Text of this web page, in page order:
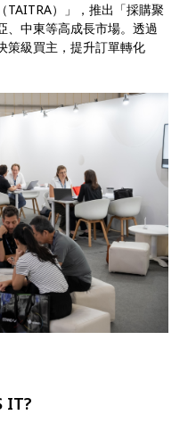
TAITRA）」，推出「採購聚
、中東等高成長市場。透過
策級買主，提升訂單轉化
IT?